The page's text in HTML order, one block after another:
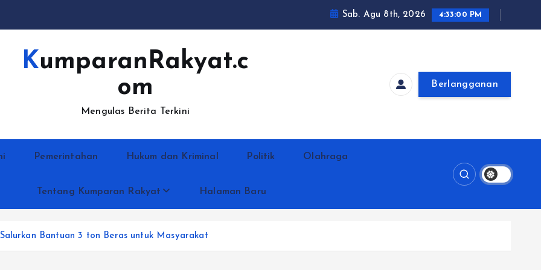
Sab. Agu 8th, 2026 4:33:01 PM
KumparanRakyat.c
om
Mengulas Berita Terkini
Berlangganan
Pemerintahan Hukum dan Kriminal Politik Olahraga
Tentang Kumparan Rakyat Halaman Baru
Bantuan 3 ton Beras untuk Masyarakat